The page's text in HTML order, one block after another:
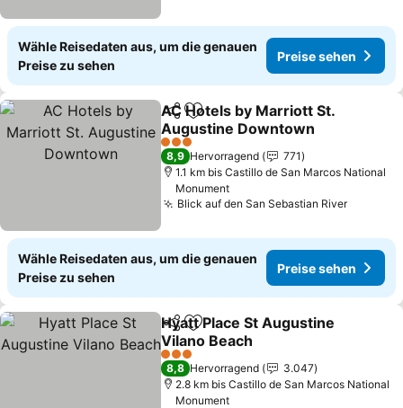
Wähle Reisedaten aus, um die genauen
Preise zu sehen
Preise sehen
TeilenZu Favoriten hinzufügen
AC Hotels by Marriott St.
Augustine Downtown
3 Sterne
8,9 Hervorragend
771
1.1 km bis Castillo de San Marcos National
Monument
Blick auf den San Sebastian River
Wähle Reisedaten aus, um die genauen
Preise zu sehen
Preise sehen
TeilenZu Favoriten hinzufügen
Hyatt Place St Augustine
Vilano Beach
3 Sterne
8,8 Hervorragend
3.047
2.8 km bis Castillo de San Marcos National
Monument